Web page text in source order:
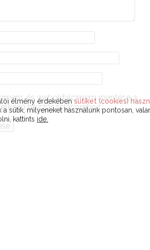
és weboldalcímem mentése a
hozzászólásomhoz.
élmény érdekébensütiket (cookies)
sütik, milyeneket használunk pontosan,
kattints ide.